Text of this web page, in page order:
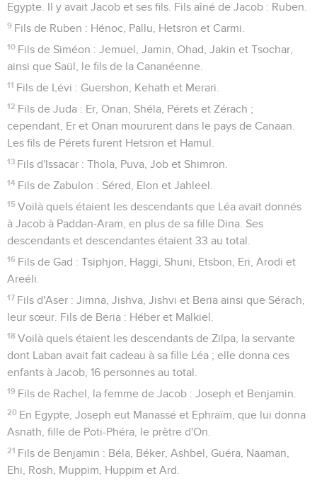
Egypte. Il y avait Jacob et ses fils. Fils aîné de Jacob : Ruben.
9 Fils de Ruben : Hénoc, Pallu, Hetsron et Carmi.
10 Fils de Siméon : Jemuel, Jamin, Ohad, Jakin et Tsochar,
ainsi que Saül, le fils de la Cananéenne.
11 Fils de Lévi : Guershon, Kehath et Merari.
12 Fils de Juda : Er, Onan, Shéla, Pérets et Zérach ;
cependant, Er et Onan moururent dans le pays de Canaan.
Les fils de Pérets furent Hetsron et Hamul.
13 Fils d'Issacar : Thola, Puva, Job et Shimron.
14 Fils de Zabulon : Séred, Elon et Jahleel.
15 Voilà quels étaient les descendants que Léa avait donnés
à Jacob à Paddan-Aram, en plus de sa fille Dina. Ses
descendants et descendantes étaient 33 au total.
16 Fils de Gad : Tsiphjon, Haggi, Shuni, Etsbon, Eri, Arodi et
Areéli.
17 Fils d'Aser : Jimna, Jishva, Jishvi et Beria ainsi que Sérach,
leur sœur. Fils de Beria : Héber et Malkiel.
18 Voilà quels étaient les descendants de Zilpa, la servante
dont Laban avait fait cadeau à sa fille Léa ; elle donna ces
enfants à Jacob, 16 personnes au total.
19 Fils de Rachel, la femme de Jacob : Joseph et Benjamin.
20 En Egypte, Joseph eut Manassé et Ephraïm, que lui donna
Asnath, fille de Poti-Phéra, le prêtre d'On.
21 Fils de Benjamin : Béla, Béker, Ashbel, Guéra, Naaman,
Ehi, Rosh, Muppim, Huppim et Ard.